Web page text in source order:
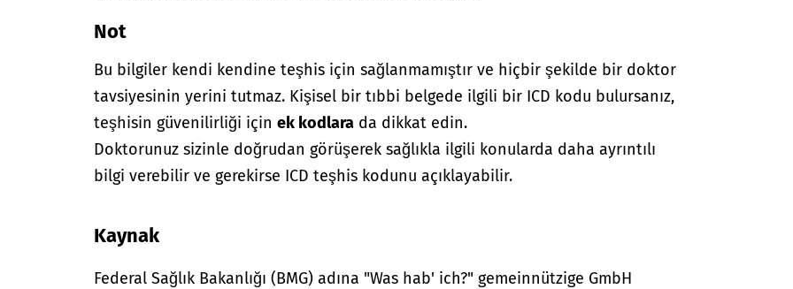
Not
Bu bilgiler kendi kendine teşhis için sağlanmamıştır ve hiçbir şekilde bir doktor
tavsiyesinin yerini tutmaz. Kişisel bir tıbbi belgede ilgili bir ICD kodu bulursanız,
teşhisin güvenilirliği içinek kodlara da dikkat edin.
Doktorunuz sizinle doğrudan görüşerek sağlıkla ilgili konularda daha ayrıntılı
bilgi verebilir ve gerekirse ICD teşhis kodunu açıklayabilir.
Kaynak
Federal Sağlık Bakanlığı (BMG) adına "Was hab' ich?" gemeinnützige GmbH